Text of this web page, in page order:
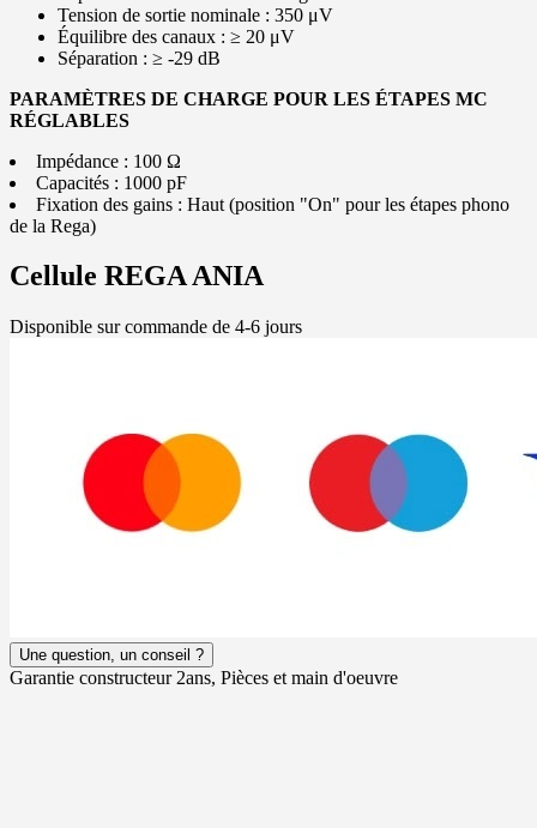
Tension de sortie nominale : 350 μV
Équilibre des canaux : ≥ 20 μV
Séparation : ≥ -29 dB
PARAMÈTRES DE CHARGE POUR LES ÉTAPES MC
RÉGLABLES
Impédance : 100 Ω
Capacités : 1000 pF
Fixation des gains : Haut (position "On" pour les étapes phono
de la Rega)
Cellule REGA ANIA
Disponible sur commande de 4-6 jours
Une question, un conseil ?
Garantie constructeur 2ans, Pièces et main d'oeuvre